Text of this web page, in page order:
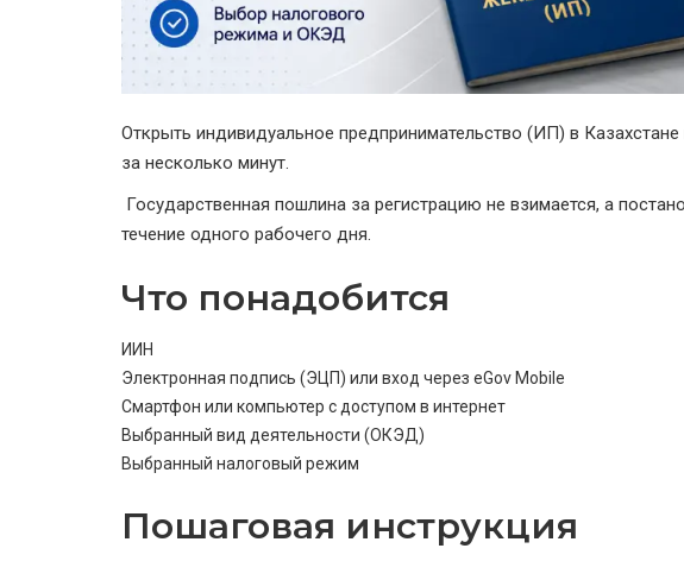
Открыть индивидуальное предпринимательство (ИП) в
за несколько минут.
Государственная пошлина за регистрацию не взимается, а
течение одного рабочего дня.
Что понадобится
ИИН
Электронная подпись (ЭЦП) или вход через eGov Mobile
Смартфон или компьютер с доступом в интернет
Выбранный вид деятельности (ОКЭД)
Выбранный налоговый режим
Пошаговая инструкция